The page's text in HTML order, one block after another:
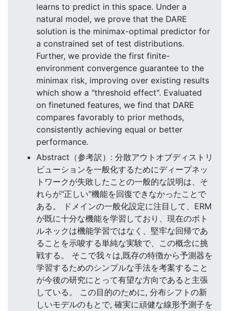
learns to predict in this space. Under a
natural model, we prove that the DARE
solution is the minimax-optimal predictor for
a constrained set of test distributions.
Further, we provide the first finite-
environment convergence guarantee to the
minimax risk, improving over existing results
which show a "threshold effect". Evaluated
on finetuned features, we find that DARE
compares favorably to prior methods,
consistently achieving equal or better
performance.
Abstract（参考訳）: 分散アウトオブディストリ
ビューションを一般化するためにディープネッ
トワークが失敗したことの一般的な説明は、そ
れらが"正しい"機能を回復できなかったことで
ある。 ドメインの一般化設定に注目して、ERM
が既に十分な機能を学習しており、現在のボト
ルネックは機能学習ではなく、堅牢な回帰であ
ることを示唆する単純な実験で、この概念に挑
戦する。 そこで我々は,既存の特徴から予測器を
学習するためのシンプルな手法を考案すること
が今後の研究にとって有望な方向であると主張
している。 この目的のために, 分布シフトの新
しいモデルのもとで, 確実に頑健な線形予測子を